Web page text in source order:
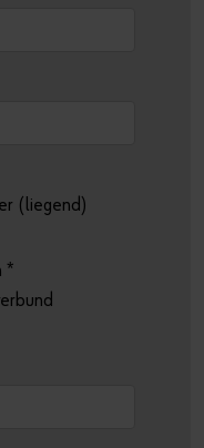
(liegend)
*